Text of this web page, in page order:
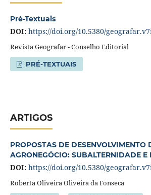
Pré-Textuais
DOI: https://doi.org/10.5380/
Revista Geografar - Conselho Editorial
PRÉ-TEXTUAIS
ARTIGOS
PROPOSTAS DE DESENVOLVIMENTO
AGRONEGÓCIO: SUBALTERNIDADE
DOI: https://doi.org/10.5380/
Roberta Oliveira Oliveira da Fonseca